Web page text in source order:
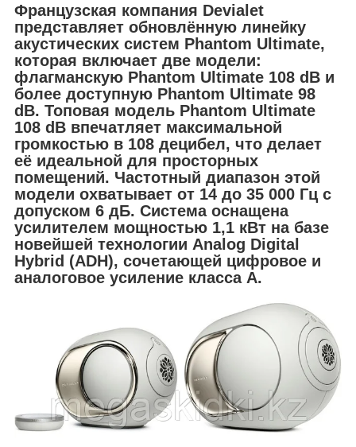
Французская компания Devialet
представляет обновлённую линейку
акустических систем Phantom Ultimate,
которая включает две модели:
флагманскую Phantom Ultimate 108 dB и
более доступную Phantom Ultimate 98
dB. Топовая модель Phantom Ultimate
108 dB впечатляет максимальной
громкостью в 108 децибел, что делает
её идеальной для просторных
помещений. Частотный диапазон этой
модели охватывает от 14 до 35 000 Гц с
допуском 6 дБ. Система оснащена
усилителем мощностью 1,1 кВт на базе
новейшей технологии Analog Digital
Hybrid (ADH), сочетающей цифровое и
аналоговое усиление класса A.